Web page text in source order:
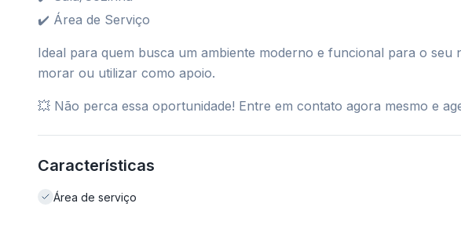
✔️ Área de Serviço
Ideal para quem busca um ambiente moderno e funcional para o
morar ou utilizar como apoio.
💥 Não perca essa oportunidade! Entre em contato agora mesmo e
Características
Área de serviço